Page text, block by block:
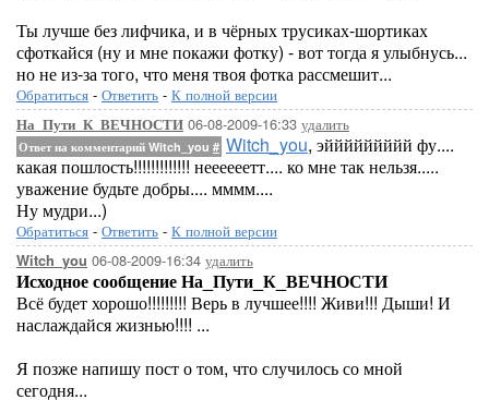
Ты лучше без лифчика, и в чёрных трусиках-шортиках
сфоткайся (ну и мне покажи фотку) - вот тогда я улыбнусь...
но не из-за того, что меня твоя фотка рассмешит...
Обратиться - Ответить - К полной версии
На_Пути_К_ВЕЧНОСТИ 06-08-2009-16:33 удалить
Ответ на комментарий Witch_you # Witch_you, эййййййййй фу....
какая пошлость!!!!!!!!!!!!! неееееетт.... ко мне так нельзя.....
уважение будьте добры.... мммм....
Ну мудри...)
Обратиться - Ответить - К полной версии
Witch_you 06-08-2009-16:34 удалить
Исходное сообщение На_Пути_К_ВЕЧНОСТИ
Всё будет хорошо!!!!!!!!! Верь в лучшее!!!! Живи!!! Дыши! И
наслаждайся жизнью!!!! ...
Я позже напишу пост о том, что случилось со мной
сегодня...